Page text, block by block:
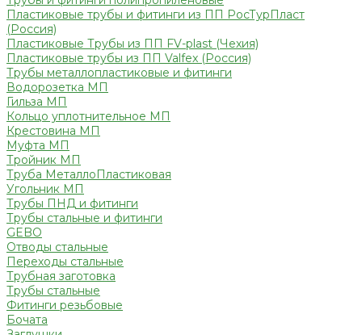
Пластиковые трубы и фитинги из ПП РосТурПласт
(Россия)
Пластиковые Трубы из ПП FV-plast (Чехия)
Пластиковые трубы из ПП Valfex (Россия)
Трубы металлопластиковые и фитинги
Водорозетка МП
Гильза МП
Кольцо уплотнительное МП
Крестовина МП
Муфта МП
Тройник МП
Труба МеталлоПластиковая
Угольник МП
Трубы ПНД и фитинги
Трубы стальные и фитинги
GEBO
Отводы стальные
Переходы стальные
Трубная заготовка
Трубы стальные
Фитинги резьбовые
Бочата